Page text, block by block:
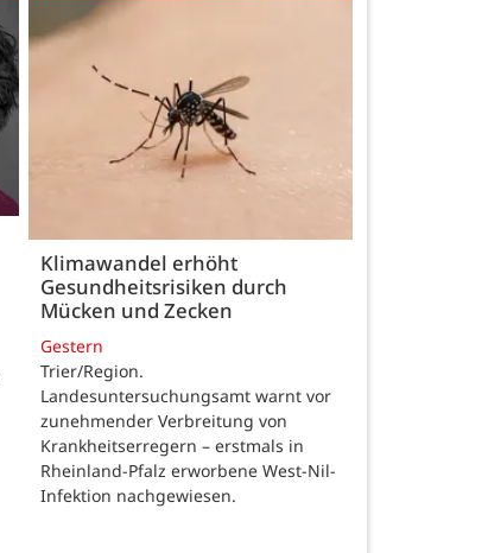
Klimawandel erhöht
Gesundheitsrisiken durch
Mücken und Zecken
Gestern
Trier/Region.
Landesuntersuchungsamt warnt vor
zunehmender Verbreitung von
Krankheitserregern – erstmals in
Rheinland-Pfalz erworbene West-Nil-
Infektion nachgewiesen.